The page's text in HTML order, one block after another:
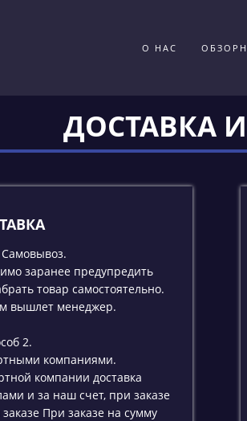
О НАС
ДОСТАВКА
заранее предупредить
товар самостоятельно.
вышлет менеджер.
2.
компаниями.
компании доставка
и за наш счет, при заказе
При заказе на сумму